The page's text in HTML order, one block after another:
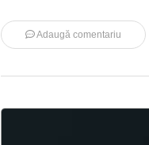
Adaugă comentariu